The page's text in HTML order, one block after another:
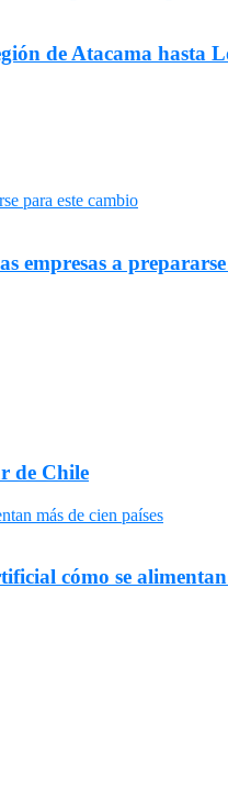
de Atacama hasta
empresas a
de Chile
cómo se alimentan